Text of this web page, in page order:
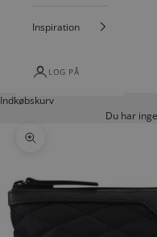
Inspiration
LOG PÅ
Indkøbskurv
Du har
Zoom